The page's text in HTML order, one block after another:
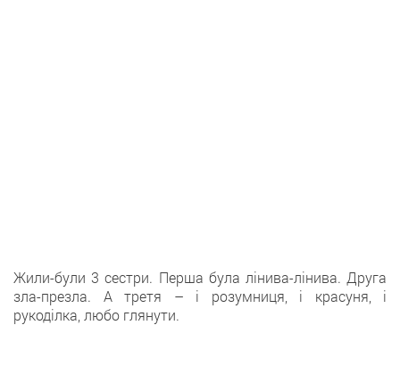
Жили-були 3 сестри. Перша була лінива-лінива. Друга
зла-презла. А третя – і розумниця, і красуня, і
рукоділка, любо глянути.